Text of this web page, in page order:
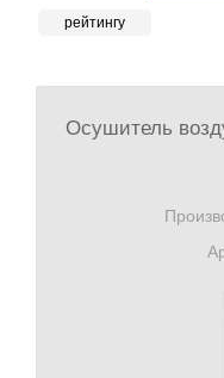
рейтингу
Осушитель